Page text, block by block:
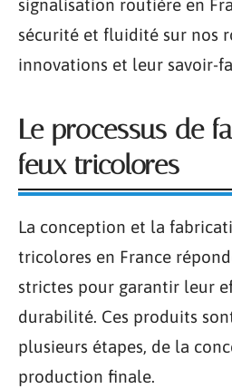
signalisation routière en
sécurité et fluidité sur nos
innovations et leur savoir-
Le processus de
feux tricolores
La conception et la
tricolores en France
strictes pour garantir leur
durabilité. Ces produits
plusieurs étapes, de la
production finale.